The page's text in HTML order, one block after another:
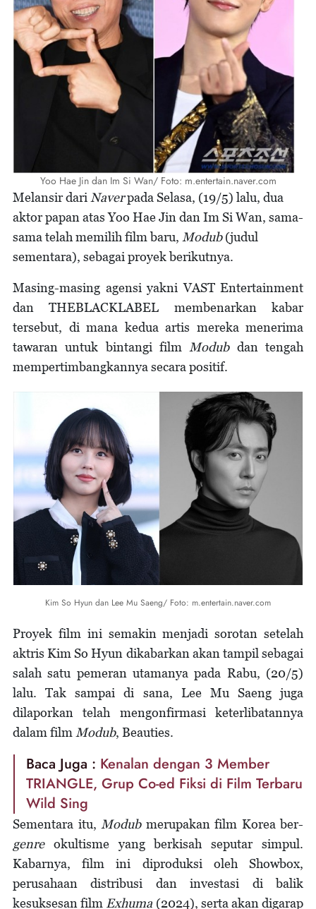
Yoo Hae Jin dan Im Si Wan/ Foto: m.entertain.naver.com
Melansir dari Naverpada Selasa, (19/5) lalu, dua
aktor papan atas Yoo Hae Jin dan Im Si Wan, sama-
sama telah memilih film baru, Modub(judul
sementara), sebagai proyek berikutnya.
Masing-masing agensi yakni VAST Entertainment
dan THEBLACKLABEL membenarkan kabar
tersebut, di mana kedua artis mereka menerima
tawaran untuk bintangi film Modubdan tengah
mempertimbangkannya secara positif.
Kim So Hyun dan Lee Mu Saeng/ Foto: m.entertain.naver.com
Proyek film ini semakin menjadi sorotan setelah
aktris Kim So Hyun dikabarkan akan tampil sebagai
salah satu pemeran utamanya pada Rabu, (20/5)
lalu. Tak sampai di sana, Lee Mu Saeng juga
dilaporkan telah mengonfirmasi keterlibatannya
dalam film Modub, Beauties.
Baca Juga : Kenalan dengan 3 Member
TRIANGLE, Grup Co-ed Fiksi di Film Terbaru
Wild Sing
Sementara itu, Modubmerupakan film Korea ber-
genreokultisme yang berkisah seputar simpul.
Kabarnya, film ini diproduksi oleh Showbox,
perusahaan distribusi dan investasi di balik
kesuksesan film Exhuma (2024), serta akan digarap